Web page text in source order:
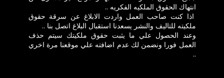
انتهاك الحقوق الملكيه الفكريه ..
اذا كنت صاحب العمل واردت الابلاغ عن سرقة حقوق
ملكيته للتاليف والنشر يسعدنا استقبال البلاغ اتصل بنا ..
وعند الحصول علي ما يثبت حقوق ملكيتك سيتم حذف
العمل فورا ونضمن لك عدم اضافته علي موقعنا مرة اخري
..